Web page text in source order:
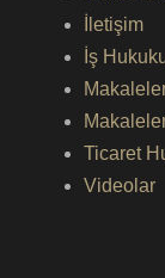
İletişim
İş
Ticaret
Videolar